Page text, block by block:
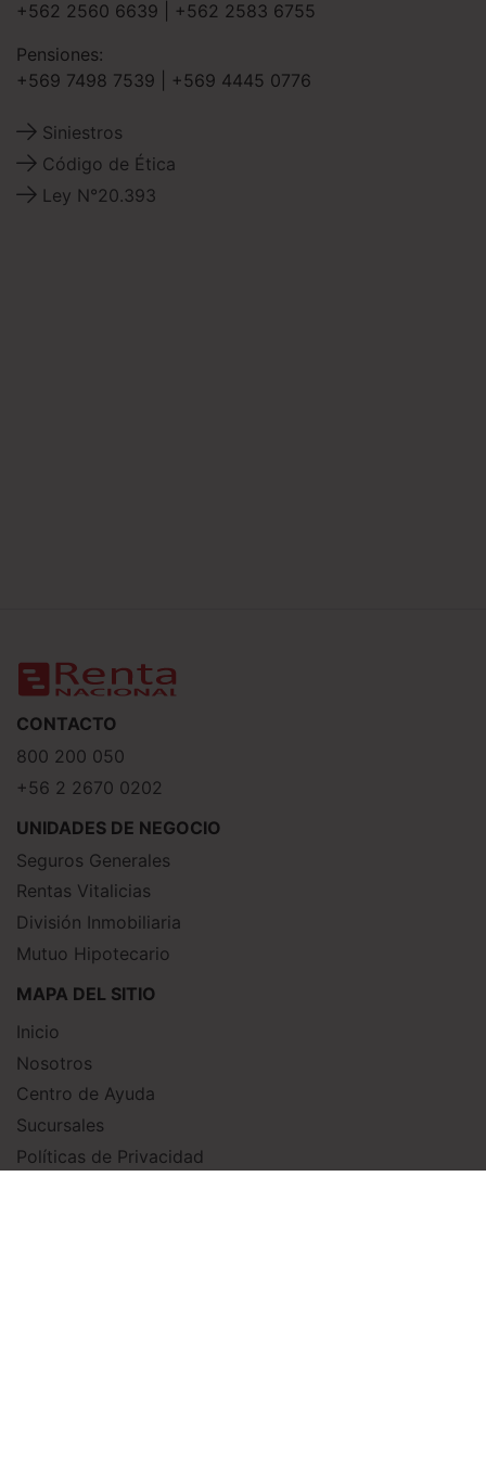
+562 2560 6639
+562 2583 6755
Pensiones:
+569 7498 7539
+569 4445 0776
Siniestros
Código de Ética
Ley N°20.393
CONTACTO
800 200 050
+56 2 2670 0202
UNIDADES DE NEGOCIO
Seguros Generales
Rentas Vitalicias
División Inmobiliaria
Mutuo Hipotecario
MAPA DEL SITIO
Inicio
Nosotros
Centro de Ayuda
Sucursales
Políticas de Privacidad